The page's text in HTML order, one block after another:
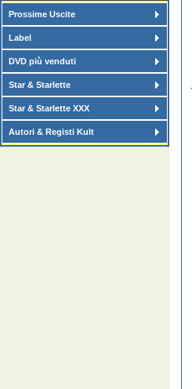
Prossime Uscite
Label
DVD più venduti
Star & Starlette
Star & Starlette XXX
Autori & Registi Kult